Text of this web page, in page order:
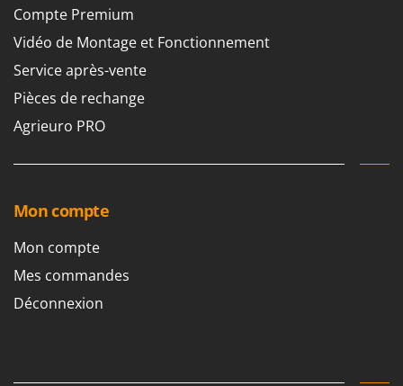
V
Vêtements de Sécurité
Vibroculteurs à tracteur
M
M.A.I.BO.
Macom
Macte Ovens
Makita
Marina Systems
Mastercook
Masterpro
McCulloch
Compte Premium
Vidéo de Montage et Fonctionnement
Service après-vente
Pièces de rechange
Agrieuro PRO
Mon compte
Mon compte
Mes commandes
Déconnexion